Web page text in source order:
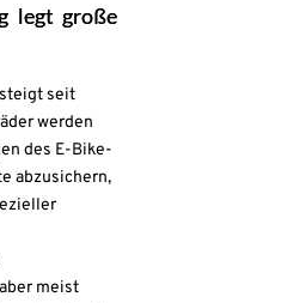
legt große
seit
werden
des E-Bike-
abzusichern,
meist